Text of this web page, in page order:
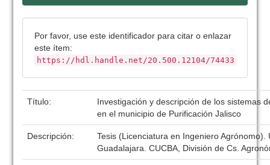
Por favor, use este identificador para citar o enlazar
este ítem:
https://hdl.handle.net/20.500.12104/74433
Título:
Investigación y descripción de los sistemas
en el municipio de Purificación Jalisco
Descripción:
Tesis (Licenciatura en Ingeniero Agrónomo).
Guadalajara. CUCBA, División de Cs.